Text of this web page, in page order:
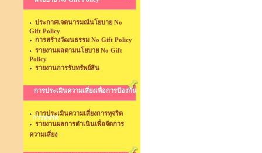
ประกาศเจตนารมณ์นโยบาย No
Gift Policy
การสร้างวัฒนธรรม No Gift Policy
รายงานผลตามนโยบาย No Gift
Policy
รายงานการรับทรัพย์สิน
การประเมินความเสี่ยงเพื่อการป้องกัน
การทุจริต
การประเมินความเสี่ยงการทุจริต
รายงานผลการดำเนินเพื่อจัดการ
ความเสี่ยง